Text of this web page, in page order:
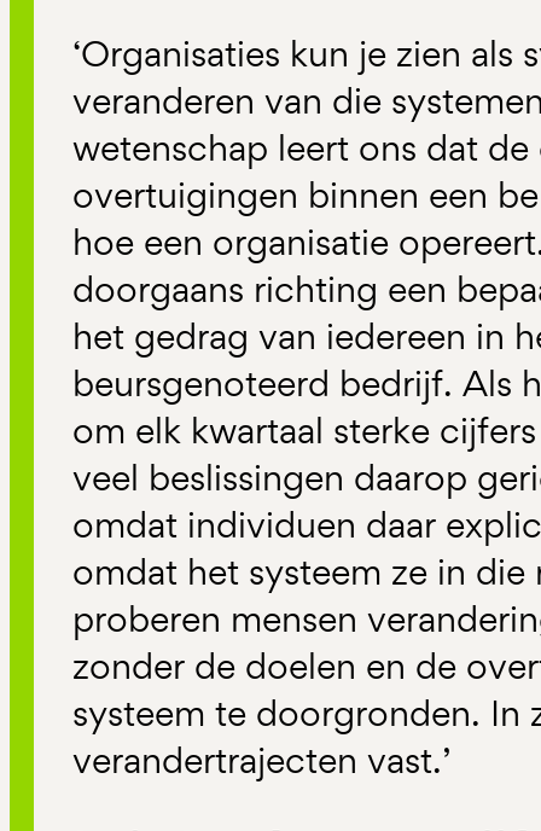
‘Organisaties kun je zien als
veranderen van die
wetenschap leert ons dat
overtuigingen binnen een
hoe een organisatie
doorgaans richting een
het gedrag van iedereen in
beursgenoteerd bedrijf. Als
om elk kwartaal sterke
veel beslissingen daarop
omdat individuen daar
omdat het systeem ze in
proberen mensen
zonder de doelen en de
systeem te doorgronden. In
verandertrajecten vast.’